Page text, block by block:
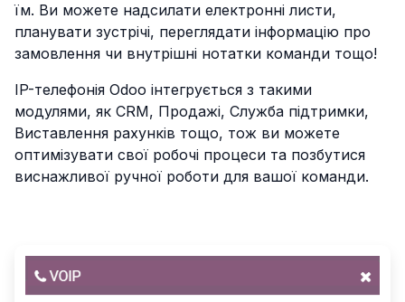
їм. Ви можете надсилати електронні листи,
планувати зустрічі, переглядати інформацію про
замовлення чи внутрішні нотатки команди тощо!
IP-телефонія Odoo інтегрується з такими
модулями, як CRM, Продажі, Служба підтримки,
Виставлення рахунків тощо, тож ви можете
оптимізувати свої робочі процеси та позбутися
виснажливої ручної роботи для вашої команди.